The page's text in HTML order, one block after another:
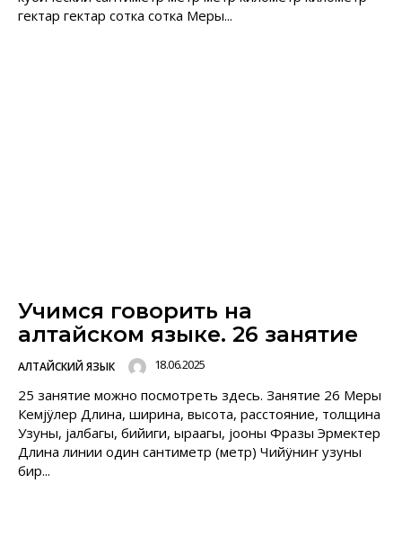
гектар гектар сотка сотка Меры...
Учимся говорить на
алтайском языке. 26 занятие
АЛТАЙСКИЙ ЯЗЫК 18.06.2025
25 занятие можно посмотреть здесь. Занятие 26 Меры
Кемjÿлер Длина, ширина, высота, расстояние, толщина
Узуны, jалбагы, бийиги, ыраагы, jооны Фразы Эрмектер
Длина линии один сантиметр (метр) Чийÿниҥ узуны
бир...